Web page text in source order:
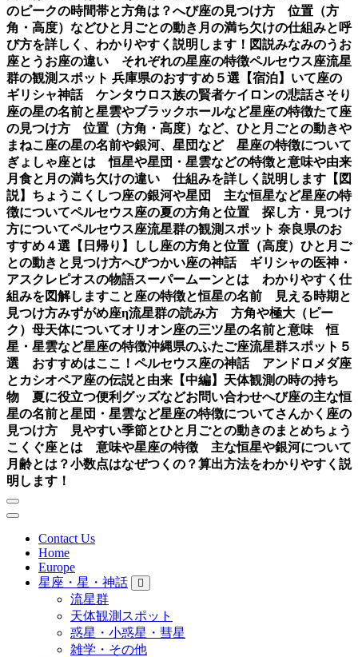
のピークの時間帯と方角は？へび座の見つけ方 位置（方
角・高度）などひと月ごとの動き 月の満ち欠けの仕組みと呼
び方を詳しく、わかりやすく説明します！図説みなみのうお
座とうお座の違い それぞれの星座の特徴ペルセウス座流星
群の観測スポット 兵庫県のおすすめ５選【宿泊】 いて座の
ギリシャ神話 ケンタウロス族の賢者ケイロンの悲話さそり
座の星の名前と星雲やブラックホールなど星座の特徴たて座
の見つけ方 位置（方角・高度）など、ひと月ごとの動きや
まねこ座の星の名前や銀河、星団など 星座の特徴について
ぎょしゃ座とは 恒星や星団・星雲などの特徴と意味や由来
月食と月の満ち欠けの違い 仕組みを詳しく説明します【図
説】 ちょうこくしつ座の銀河や星団 主な恒星など星座の特
徴についてペルセウス座の夏の方角と位置 探し方・見つけ
方についてペルセウス座流星群の観測スポット 奈良県のお
すすめ４選【日帰り】
しし座の方角と位置（高度）ひと月ご
との動きと見つけ方へびつかい座の神話 ギリシャの医神・
アスクレピオスの物語スーパームーンとは わかりやすく仕
組みを図解しますこと座の特徴と恒星の名前 見える時期と
見つけ方みずがめ座η流星群の読み方 方角や極大（ピー
ク）母天体についてオリオン座の三ツ星の名前と意味 恒
星・星雲など星座の特徴沖縄県のふたご座流星群スポット５
選 おすすめはここ！ ペルセウス座の神話 アンドロメダ座
とカシオペア座の伝説と由来【中編】 天体観測の時の持ち
物 夏に役立つ便利グッズなどお問い合わせへび座の主な恒
星の名前と星団・星雲など星座の特徴についてさんかく座の
見つけ方 見やすい季節とひと月ごとの動きのまとめちょう
こくぐ座とは 意味や星座の特徴 主な恒星や銀河について
月齢とは？小数点はなぜつくの？算出方法をわかりやすく説
明します！
Contact Us
Home
Europe
星座・星・神話
流星群
天体観測スポット
惑星・小惑星・彗星
雑学・その他